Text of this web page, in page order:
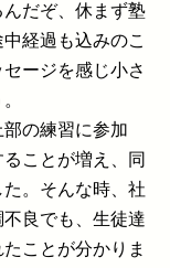
だぞ、休まず塾
経過も込みのこ
ージを感じ小さ
の練習に参加
ことが増え、同
。そんな時、社
良でも、生徒達
ことが分かりま